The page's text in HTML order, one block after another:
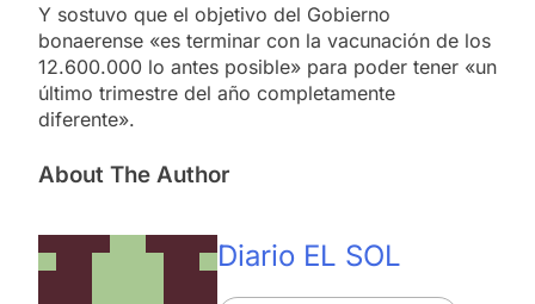
Y sostuvo que el objetivo del Gobierno
bonaerense «es terminar con la vacunación de los
12.600.000 lo antes posible» para poder tener «un
último trimestre del año completamente
diferente».
About The Author
Diario EL SOL